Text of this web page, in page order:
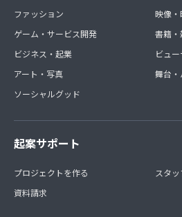
ファッション
ゲーム・サービス開発
ビジネス・起業
アート・写真
ソーシャルグッド
映像・
書籍
ビュ
舞台・
起案サポート
プロジェクトを作る
資料請求
スタ